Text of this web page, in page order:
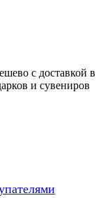
с доставкой в
и сувениров